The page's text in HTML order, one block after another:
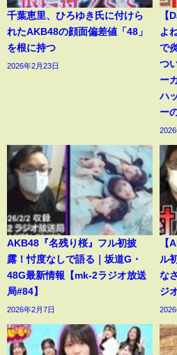
千葉恵里、ひろゆき氏に付けら
れたAKB48の顔面偏差値「48」
を根に持つ
2026年2月23日
【
よ
で
つ
ー
ハ
ー
AKB48『名残り桜』フル初披
露！忖度なしで語る｜坂道G・
48G最新情報【mk-2ラジオ放送
局#84】
2026年2月7日
【
ル
な
ジ